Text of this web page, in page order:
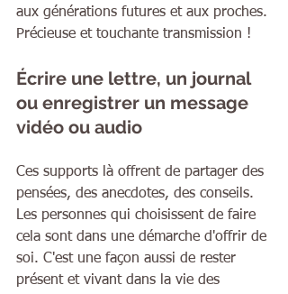
aux générations futures et aux proches.
Précieuse et touchante transmission !
Écrire une lettre, un journal
ou enregistrer un message
vidéo ou audio
Ces supports là offrent de partager des
pensées, des anecdotes, des conseils.
Les personnes qui choisissent de faire
cela sont dans une démarche d'offrir de
soi. C'est une façon aussi de rester
présent et vivant dans la vie des